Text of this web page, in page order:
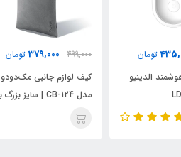
تومان
مک‌دودو
مدل CB-124 | سایز بزرگ با
659,000
435,000 تومان
چراغ خواب هوشمند الدینیو
مدل LDNIO Y2